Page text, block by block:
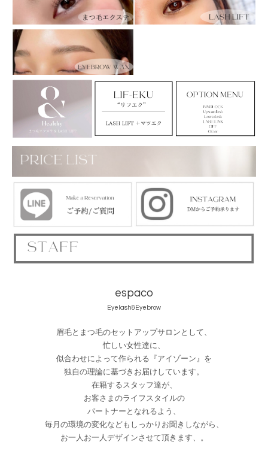
espaco
Eyelash&Eyebrow
眉毛とまつ毛のセットアップサロンとして、
忙しい女性達に、
似合わせによって作られる『アイゾーン』を
独自の理論に基づきお届けしています。
在籍するスタッフ達が、
お客さまのライフスタイルの
パートナーと なれるよう、
毎月の環境の変化などもしっかりお聞きしながら、
お一人お一人デザインさせて頂きます、
。